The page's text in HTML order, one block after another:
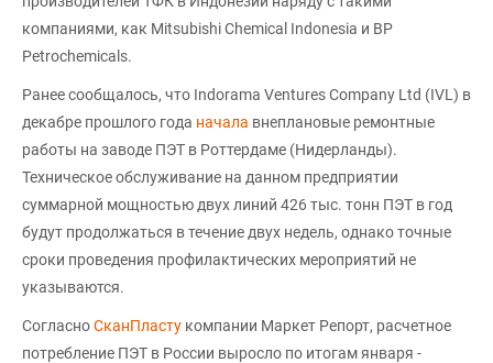
компаниями, как Mitsubishi Chemical Indonesia и BP
Petrochemicals.
Ранее сообщалось, что Indorama Ventures Company Ltd (IVL) в
декабре прошлого года начала внеплановые ремонтные
работы на заводе ПЭТ в Роттердаме (Нидерланды).
Техническое обслуживание на данном предприятии
суммарной мощностью двух линий 426 тыс. тонн ПЭТ в год
будут продолжаться в течение двух недель, однако точные
сроки проведения профилактических мероприятий не
указываются.
СогласноСканПласту компании Маркет Репорт, расчетное
потребление ПЭТ в России выросло по итогам января -